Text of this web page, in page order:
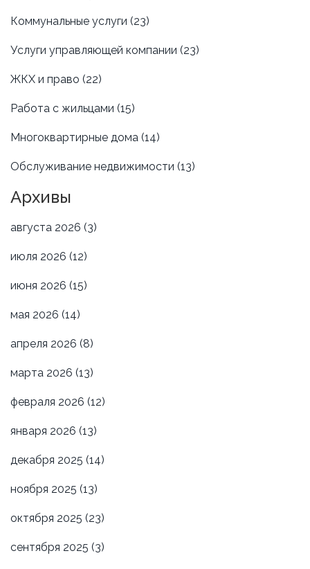
Коммунальные услуги (23)
Услуги управляющей компании (23)
ЖКХ и право (22)
Работа с жильцами (15)
Многоквартирные дома (14)
Обслуживание недвижимости (13)
Архивы
августа 2026 (3)
июля 2026 (12)
июня 2026 (15)
мая 2026 (14)
апреля 2026 (8)
марта 2026 (13)
февраля 2026 (12)
января 2026 (13)
декабря 2025 (14)
ноября 2025 (13)
октября 2025 (23)
сентября 2025 (3)